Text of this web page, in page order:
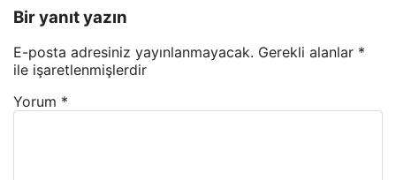
Bir yanıt yazın
E-posta adresiniz yayınlanmayacak. Gerekli alanlar *
ile işaretlenmişlerdir
Yorum *